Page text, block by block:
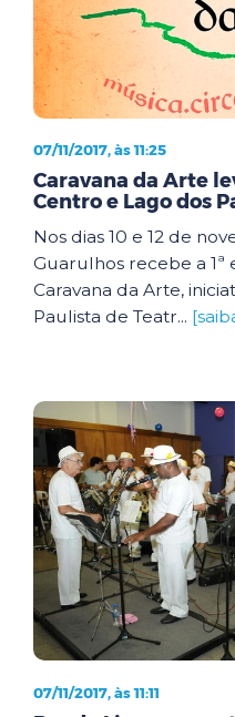
07/11/2017, às 11:25
Caravana da Arte
Centro e Lago dos
Nos dias 10 e 12 de
Guarulhos recebe a
Caravana da Arte,
Paulista de Teatr...
07/11/2017, às 11:11